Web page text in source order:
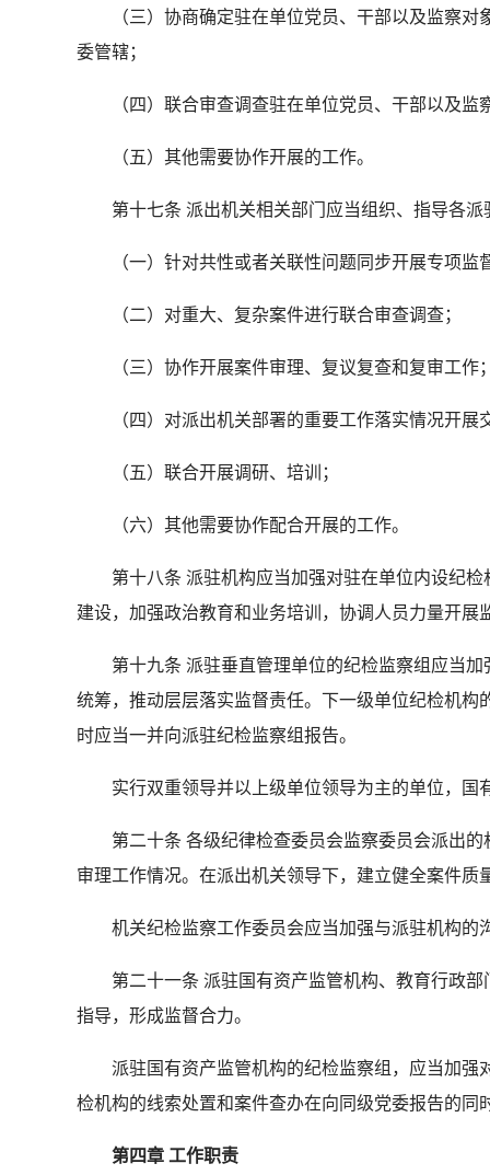
（三）协商确定驻在单位党员、干部以及监察对
委管辖；
（四）联合审查调查驻在单位党员、干部以及监
（五）其他需要协作开展的工作。
第十七条 派出机关相关部门应当组织、指导各派
（一）针对共性或者关联性问题同步开展专项监
（二）对重大、复杂案件进行联合审查调查；
（三）协作开展案件审理、复议复查和复审工作
（四）对派出机关部署的重要工作落实情况开展
（五）联合开展调研、培训；
（六）其他需要协作配合开展的工作。
第十八条 派驻机构应当加强对驻在单位内设纪检
建设，加强政治教育和业务培训，协调人员力量开展
第十九条 派驻垂直管理单位的纪检监察组应当加
统筹，推动层层落实监督责任。下一级单位纪检机
时应当一并向派驻纪检监察组报告。
实行双重领导并以上级单位领导为主的单位，国
第二十条 各级纪律检查委员会监察委员会派出的
审理工作情况。在派出机关领导下，建立健全案件
机关纪检监察工作委员会应当加强与派驻机构的
第二十一条 派驻国有资产监管机构、教育行政部
指导，形成监督合力。
派驻国有资产监管机构的纪检监察组，应当加强
检机构的线索处置和案件查办在向同级党委报告的同
第四章 工作职责